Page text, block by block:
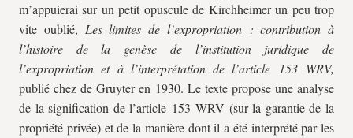
m’appuierai sur un petit opuscule de Kirch­heimer un peu trop
vite oublié, Les limites de l’expropriation : contribution à
l’histoire de la genèse de l’institution juridique de
l’expropriation et à l’interprétation de l’article 153 WRV,
publié chez de Gruyter en 1930. Le texte propose une analyse
de la signification de l’article 153 WRV (sur la garantie de la
propriété privée) et de la manière dont il a été interprété par les